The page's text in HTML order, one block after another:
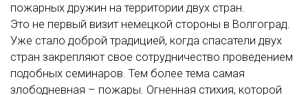
пожарных дружин на территории двух стран.
Это не первый визит немецкой стороны в Волгоград.
Уже стало доброй традицией, когда спасатели двух
стран закрепляют свое сотрудничество проведением
подобных семинаров. Тем более тема самая
злободневная – пожары. Огненная стихия, которой